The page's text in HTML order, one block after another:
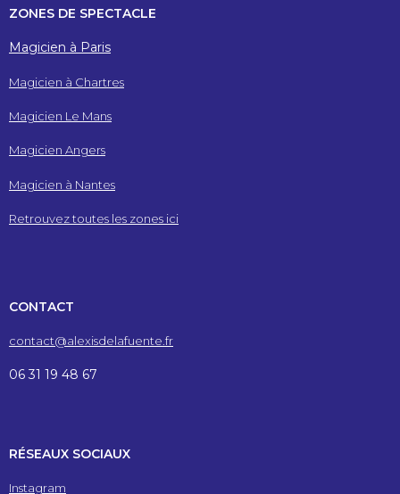
ZONES DE SPECTACLE
Magicien à Paris
Magicien à Chartres
Magicien Le Mans
Magicien Angers
Magicien à Nantes
Retrouvez toutes les zones ici
CONTACT
contact@alexisdelafuente.fr
06 31 19 48 67
RÉSEAUX SOCIAUX
Instagram